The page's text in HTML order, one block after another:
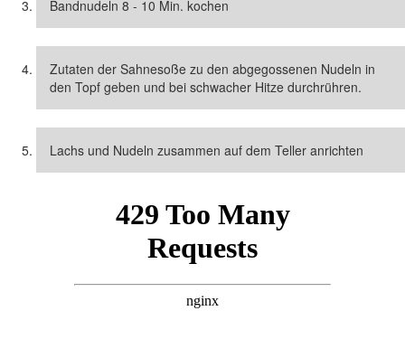
Bandnudeln 8 - 10 Min. kochen
Zutaten der Sahnesoße zu den abgegossenen Nudeln in
den Topf geben und bei schwacher Hitze durchrühren.
Lachs und Nudeln zusammen auf dem Teller anrichten